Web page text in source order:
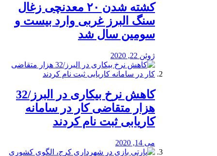
کشته شدن ۲۰ معدنچی زغال
سنگ البرز غربی وارد بیست و
سومین سال شد
ژوئن 22, 2020
کاهش نرخ بیکاری در البرز/32
هزار متقاضی کار در سامانه
کاریابی ثبت نام کردند
می 14, 2020